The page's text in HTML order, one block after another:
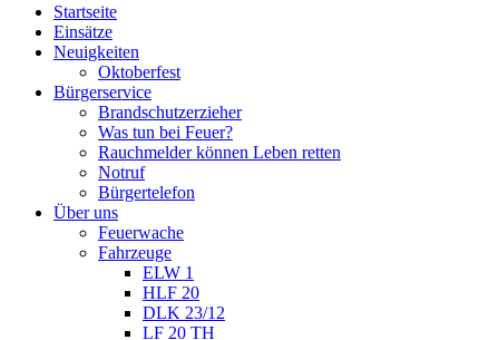
Startseite
Einsätze
Neuigkeiten
Oktoberfest
Bürgerservice
Brandschutzerzieher
Was tun bei Feuer?
Rauchmelder können Leben retten
Notruf
Bürgertelefon
Über uns
Feuerwache
Fahrzeuge
ELW 1
HLF 20
DLK 23/12
LF 20 TH